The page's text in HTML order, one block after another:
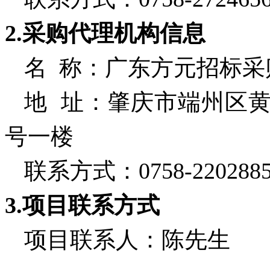
2.采购代理机构信息
名
称：广东方元招标
地 址：肇庆市端州区
号一楼
联系方式： 0758-
3.项目联系方式
项目联系人：陈先生